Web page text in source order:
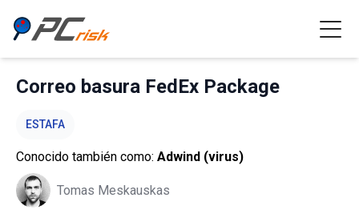
Correo basura FedEx Package
ESTAFA
Conocido también como: Adwind (virus)
Tomas Meskauskas